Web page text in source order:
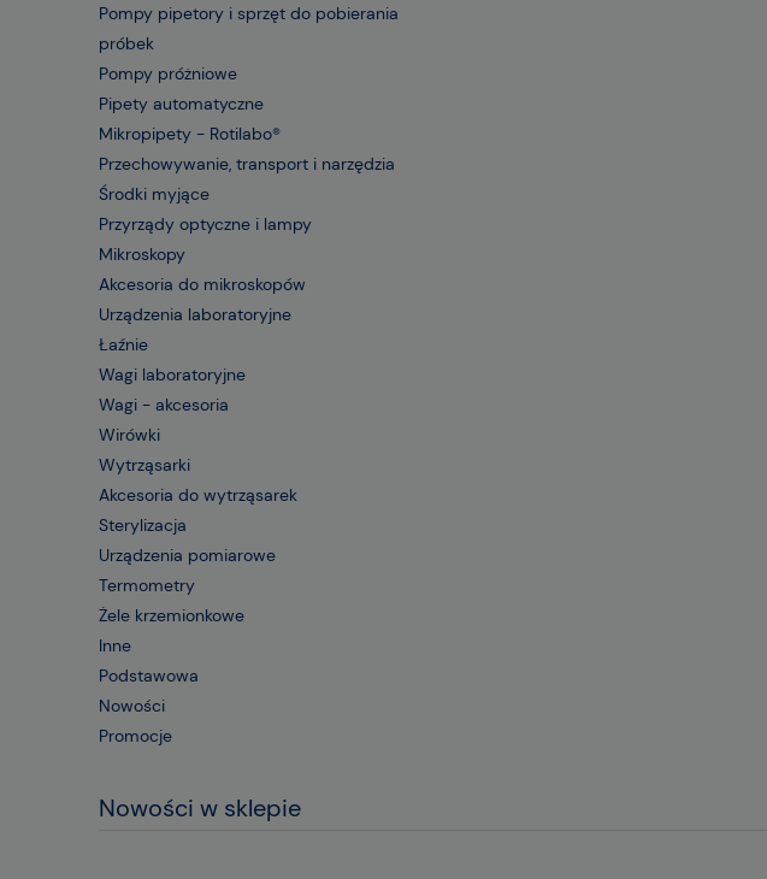
Pompy pipetory i sprzęt do pobierania
próbek
Pompy próżniowe
Pipety automatyczne
Mikropipety - Rotilabo®
Przechowywanie, transport i narzędzia
Środki myjące
Przyrządy optyczne i lampy
Mikroskopy
Akcesoria do mikroskopów
Urządzenia laboratoryjne
Łaźnie
Wagi laboratoryjne
Wagi - akcesoria
Wirówki
Wytrząsarki
Akcesoria do wytrząsarek
Sterylizacja
Urządzenia pomiarowe
Termometry
Żele krzemionkowe
Inne
Podstawowa
Nowości
Promocje
Nowości w sklepie